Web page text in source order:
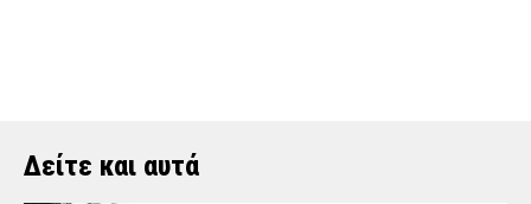
Δείτε και αυτά